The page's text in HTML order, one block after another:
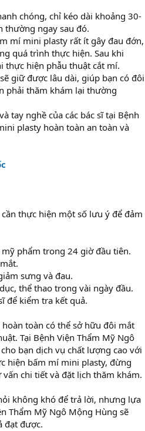
chóng, chỉ kéo dài khoảng 30-
thường ngay sau đó.
mí mini plasty rất ít gây đau đớn,
quá trình thực hiện. Sau khi
thực hiện phẫu thuật cắt mí.
giữ được lâu dài, giúp bạn có đôi
phải thăm khám lại thường
tay nghề của các bác sĩ tại Bệnh
plasty hoàn toàn an toàn và
thực hiện một số lưu ý để đảm
phẩm trong 24 giờ đầu tiên.
sưng và đau.
thể thao trong vài ngày đầu.
để kiểm tra kết quả.
toàn có thể sở hữu đôi mắt
Tại Bệnh Viện Thẩm Mỹ Ngô
bạn dịch vụ chất lượng cao với
hiện bấm mí mini plasty, đừng
chi tiết và đặt lịch thăm khám.
không khó để trả lời, nhưng lựa
Thẩm Mỹ Ngô Mộng Hùng sẽ
đạt được.